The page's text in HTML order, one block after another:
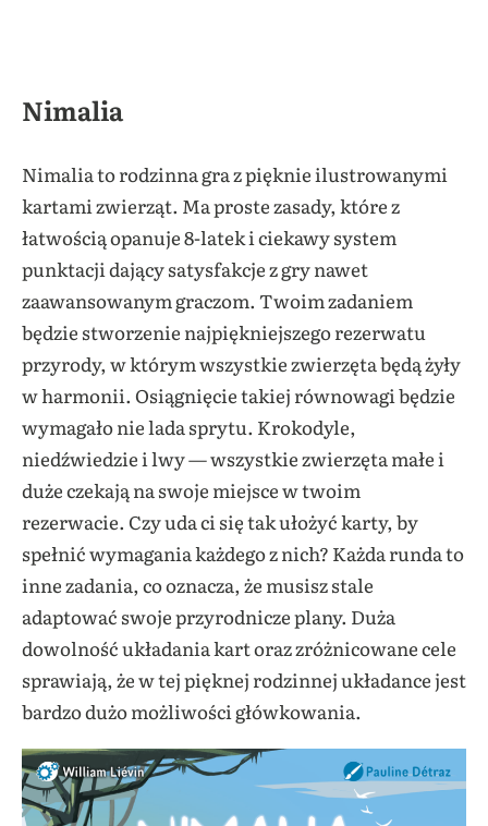
Nimalia
Nimalia to rodzinna gra z pięknie ilustrowanymi
kartami zwierząt. Ma proste zasady, które z
łatwością opanuje 8-latek i ciekawy system
punktacji dający satysfakcje z gry nawet
zaawansowanym graczom. Twoim zadaniem
będzie stworzenie najpiękniejszego rezerwatu
przyrody, w którym wszystkie zwierzęta będą żyły
w harmonii. Osiągnięcie takiej równowagi będzie
wymagało nie lada sprytu. Krokodyle,
niedźwiedzie i lwy — wszystkie zwierzęta małe i
duże czekają na swoje miejsce w twoim
rezerwacie. Czy uda ci się tak ułożyć karty, by
spełnić wymagania każdego z nich? Każda runda to
inne zadania, co oznacza, że musisz stale
adaptować swoje przyrodnicze plany. Duża
dowolność układania kart oraz zróżnicowane cele
sprawiają, że w tej pięknej rodzinnej układance jest
bardzo dużo możliwości główkowania.